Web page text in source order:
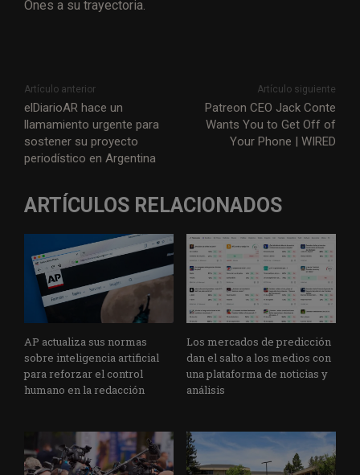
Ones a su trayectoria.
Artículo anterior
elDiarioAR hace un
llamamiento urgente para
sostener su proyecto
periodístico en Argentina
Artículo siguiente
Patreon CEO Jack Conte
Wants You to Get Off of
Your Phone | WIRED
ARTÍCULOS RELACIONADOS
AP actualiza sus normas
sobre inteligencia artificial
para reforzar el control
humano en la redacción
Los mercados de predicción
dan el salto a los medios con
una plataforma de noticias y
análisis